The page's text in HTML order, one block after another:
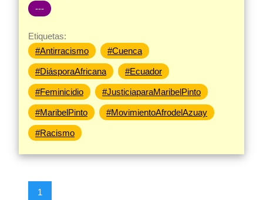
---
Etiquetas:
#Antirracismo
#Cuenca
#DiásporaAfricana #Ecuador
#Feminicidio #JusticiaparaMaribelPinto
#MaribelPinto #MovimientoAfrodelAzuay
#Racismo
1